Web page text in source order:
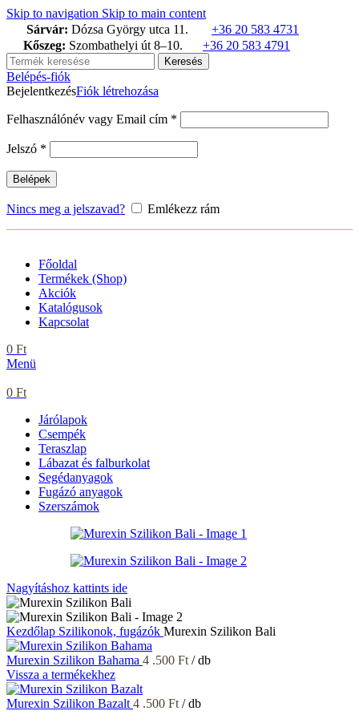
Skip to navigation Skip to main content
Sárvár: Dózsa György utca 11.
+36 20 583 4731
Kőszeg: Szombathelyi út 8–10. +36 20 583 4791
Keresés
Belépés-fiók
BejelentkezésFiók létrehozása
Felhasználónév vagy Email cím *
Jelszó *
Belépek
Nincs meg a jelszavad? Emlékezz rám
Főoldal
Termékek (Shop)
Akciók
Katalógusok
Kapcsolat
0 Ft
Menü
0 Ft
Járólapok
Csempék
Teraszlap
Lábazat és falburkolat
Segédanyagok
Fugázó anyagok
Szerszámok
Nagyításhoz kattints ide
Kezdőlap Szilikonok, fugázók Murexin Szilikon Bali
Murexin Szilikon Bahama 4 .500 Ft / db
Vissza a termékekhez
Murexin Szilikon Bazalt 4 .500 Ft / db